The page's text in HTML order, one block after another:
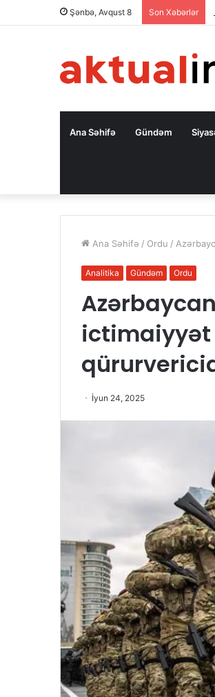
Şənbə, Avqust 8 Son Xəbərlər
Ana Səhifə Gündəm
Ana Səhifə / Ordu /
Analitika Gündəm Ordu
İyun 24, 2025